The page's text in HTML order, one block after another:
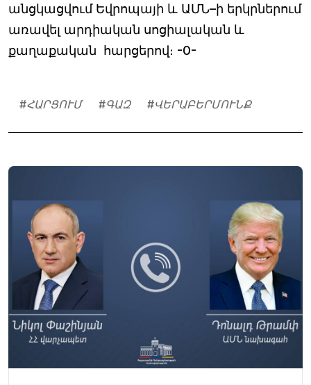
անցկացվում Եվրոպայի և ԱՄՆ–ի երկրներում
առավել արդիական սոցիալական և
քաղաքական հարցերով։ -0-
#ՀԱՐՑՈՒՄ #ԳԱԶ #ՎԵՐԱԲԵՐՄՈՒՆՔ